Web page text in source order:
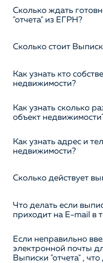
Сколько ждать
"отчета" из ЕГРН?
Сколько стоит
Как узнать кто
недвижимости?
Как узнать сколько
объект
Как узнать адрес и
недвижимости?
Сколько действует
Что делать если
приходит на E-mail в
Если неправильно
электронной почты
Выписки "отчета" , что